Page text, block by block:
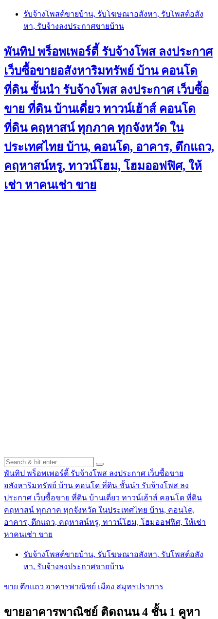
Skip
content
รับจ้างโพสต์ขายบ้าน, รับโฆษณาอสังหา, รับโพสต์อสัง
หา, รับจ้างลงประกาศขายบ้าน
พันทิป พร็อพเพอร์ตี้ รับจ้างโพส ลงประกาศ
เว็บซื้อขายอสังหาริมทรัพย์ บ้าน คอนโด
ที่ดิน ชั้นนำ รับจ้างโพส ลงประกาศ เว็บซื้อ
ขาย ที่ดิน บ้านเดี่ยว ทาวน์เฮ้าส์ คอนโด
ที่ดิน คฤหาสน์ ทุกภาค ทุกจังหวัด ใน
ประเทศไทย บ้าน, คอนโด, อาคาร, ตึกแถว,
คฤหาสน์หรู, ทาวน์โฮม, โฮมออฟฟิศ, ให้
เช่า หาคนเช่า ขาย
พันทิป พร็อพเพอร์ตี้ รับจ้างโพส ลงประกาศ เว็บซื้อขาย
อสังหาริมทรัพย์ บ้าน คอนโด ที่ดิน ชั้นนำ รับจ้างโพส ลง
ประกาศ เว็บซื้อขาย ที่ดิน บ้านเดี่ยว ทาวน์เฮ้าส์ คอนโด ที่ดิน
คฤหาสน์ ทุกภาค ทุกจังหวัด ในประเทศไทย บ้าน, คอนโด,
อาคาร, ตึกแถว, คฤหาสน์หรู, ทาวน์โฮม, โฮมออฟฟิศ, ให้เช่า
หาคนเช่า ขาย
รับจ้างโพสต์ขายบ้าน, รับโฆษณาอสังหา, รับโพสต์อสัง
หา, รับจ้างลงประกาศขายบ้าน
ขาย ตึกแถว อาคารพาณิชย์ เมือง สมุทรปราการ
ขายอาคารพาณิชย์ ติดถนน 4 ชั้น 1 คูหา